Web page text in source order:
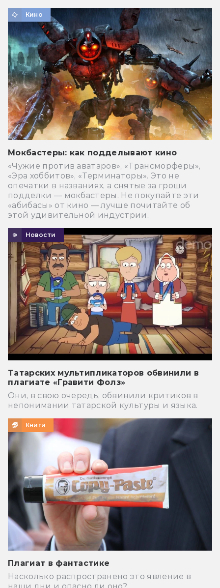
Кино
Мокбастеры: как подделывают кино
«Чужие против аватаров», «Трансморферы»,
«Эра хоббитов», «Терминаторы». Это не
опечатки в названиях, а снятые за гроши
подделки — мокбастеры. Не покупайте эти
«абибасы» от кино — лучше почитайте об
этой удивительной индустрии.
Новости
Татарских мультипликаторов обвинили в
плагиате «Гравити Фолз»
Они, в свою очередь, обвинили критиков в
непонимании татарской культуры и языка.
Книги
Плагиат в фантастике
Насколько распространено это явление в
наши дни и опасно ли оно?